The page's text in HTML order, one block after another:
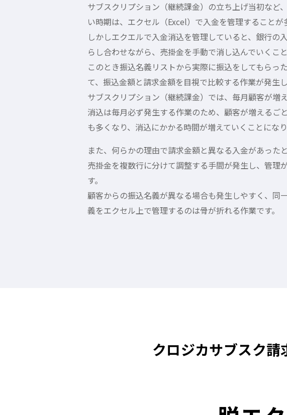
サブスクリプション（継続課金）の立ち上げ当初など
い時期は、エクセル（Excel）で入金を管理することが
しかしエクエルで入金消込を管理していると、銀行の
らし合わせながら、売掛金を手動で消し込んでいくこと
このとき振込名義リストから実際に振込をしてもらっ
て、振込金額と請求金額を目視で比較する作業が発生し
サブスクリプション（継続課金）では、毎月顧客が増
消込は毎月必ず発生する作業のため、顧客が増えるご
も多くなり、消込にかかる時間が増えていくことになり
また、何らかの理由で請求金額と異なる入金があった
売掛金を複数行に分けて調整する手間が発生し、管理
す。
顧客からの振込名義が異なる場合も発生しやすく、同
義をエクセル上で管理するのは骨が折れる作業です。
クロジカサブスク